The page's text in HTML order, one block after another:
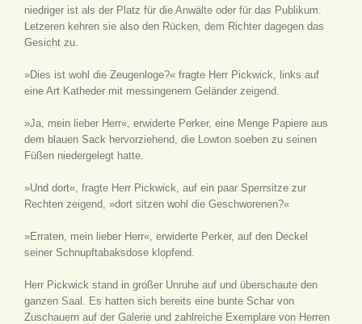
niedriger ist als der Platz für die Anwälte oder für das Publikum.
Letzeren kehren sie also den Rücken, dem Richter dagegen das
Gesicht zu.
»Dies ist wohl die Zeugenloge?« fragte Herr Pickwick, links auf
eine Art Katheder mit messingenem Geländer zeigend.
»Ja, mein lieber Herr«, erwiderte Perker, eine Menge Papiere aus
dem blauen Sack hervorziehend, die Lowton soeben zu seinen
Füßen niedergelegt hatte.
»Und dort«, fragte Herr Pickwick, auf ein paar Sperrsitze zur
Rechten zeigend, »dort sitzen wohl die Geschworenen?«
»Erraten, mein lieber Herr«, erwiderte Perker, auf den Deckel
seiner Schnupftabaksdose klopfend.
Herr Pickwick stand in großer Unruhe auf und überschaute den
ganzen Saal. Es hatten sich bereits eine bunte Schar von
Zuschauern auf der Galerie und zahlreiche Exemplare von Herren